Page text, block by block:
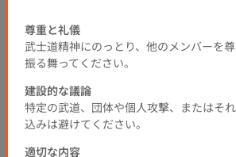
0 0 0 0
尊重と礼儀
武士道精神にのっとり、他のメンバーを
振る舞ってください。
建設的な議論
特定の武道、団体や個人攻撃、またはそ
込みは避けてください。
適切な内容